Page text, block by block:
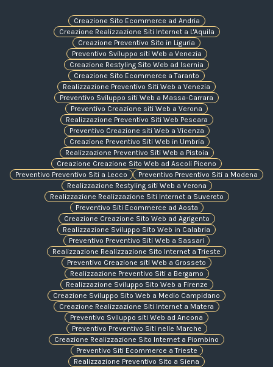
Creazione Sito Ecommerce ad Andria
Creazione Realizzazione Siti Internet a L'Aquila
Creazione Preventivo Sito in Liguria
Preventivo Sviluppo siti Web a Venezia
Creazione Restyling Sito Web ad Isernia
Creazione Sito Ecommerce a Taranto
Realizzazione Preventivo Siti Web a Venezia
Preventivo Sviluppo siti Web a Massa-Carrara
Preventivo Creazione siti Web a Verona
Realizzazione Preventivo Siti Web Pescara
Preventivo Creazione siti Web a Vicenza
Creazione Preventivo Siti Web in Umbria
Realizzazione Preventivo Siti Web a Pistoia
Creazione Creazione Sito Web ad Ascoli Piceno
Preventivo Preventivo Siti a Lecco
Preventivo Preventivo Siti a Modena
Realizzazione Restyling siti Web a Verona
Realizzazione Realizzazione Siti Internet a Suvereto
Preventivo Siti Ecommerce ad Aosta
Creazione Creazione Sito Web ad Agrigento
Realizzazione Sviluppo Sito Web in Calabria
Preventivo Preventivo Siti Web a Sassari
Realizzazione Realizzazione Sito Internet a Trieste
Preventivo Creazione siti Web a Grosseto
Realizzazione Preventivo Siti a Bergamo
Realizzazione Sviluppo Sito Web a Firenze
Creazione Sviluppo Sito Web a Medio Campidano
Creazione Realizzazione Siti Internet a Matera
Preventivo Sviluppo siti Web ad Ancona
Preventivo Preventivo Siti nelle Marche
Creazione Realizzazione Sito Internet a Piombino
Preventivo Siti Ecommerce a Trieste
Realizzazione Preventivo Sito a Siena